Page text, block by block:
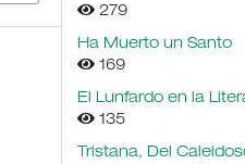
279
Ha Muerto un Santo
169
El Lunfardo en la
135
Tristana, Del